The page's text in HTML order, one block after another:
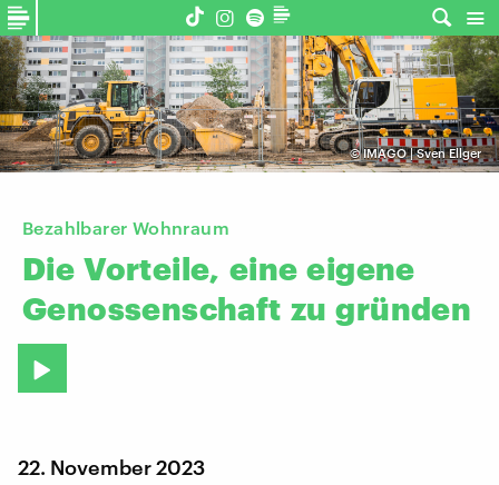
©IMAGO | Sven Ellger
Bezahlbarer Wohnraum
Die Vorteile, eine eigene
Genossenschaft zu gründen
22. November 2023